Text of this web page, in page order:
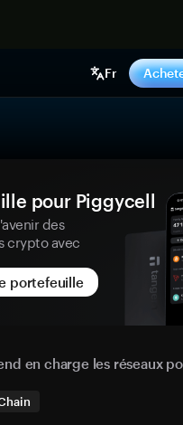
Fr
pour Piggycell
des
crypto avec
portefeuille
en charge les réseaux